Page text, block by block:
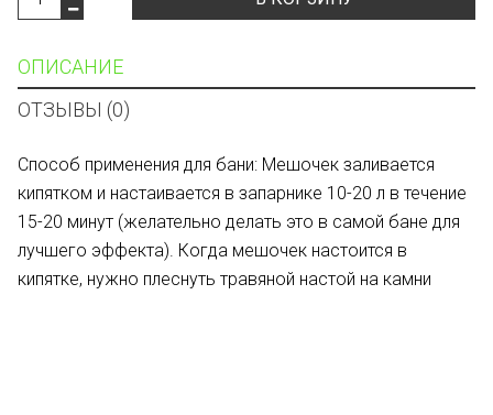
ОПИСАНИЕ
ОТЗЫВЫ (0)
Способ применения для бани: Мешочек заливается
кипятком и настаивается в запарнике 10-20 л в течение
15-20 минут (желательно делать это в самой бане для
лучшего эффекта). Когда мешочек настоится в
кипятке, нужно плеснуть травяной настой на камни